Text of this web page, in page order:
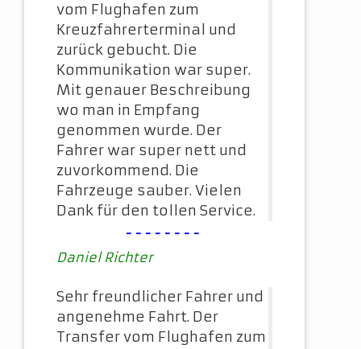
vom Flughafen zum
Kreuzfahrerterminal und
zurück gebucht. Die
Kommunikation war super.
Mit genauer Beschreibung
wo man in Empfang
genommen wurde. Der
Fahrer war super nett und
zuvorkommend. Die
Fahrzeuge sauber. Vielen
Dank für den tollen Service.
--------
Daniel Richter
Sehr freundlicher Fahrer und
angenehme Fahrt. Der
Transfer vom Flughafen zum